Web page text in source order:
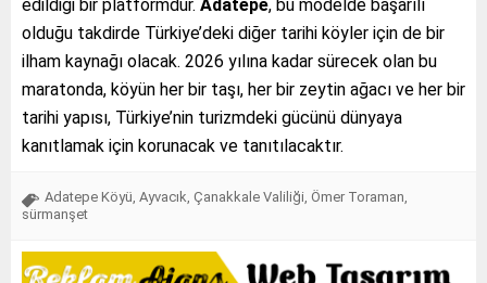
edildiği bir platformdur. Adatepe, bu modelde başarılı
olduğu takdirde Türkiye’deki diğer tarihi köyler için de bir
ilham kaynağı olacak. 2026 yılına kadar sürecek olan bu
maratonda, köyün her bir taşı, her bir zeytin ağacı ve her bir
tarihi yapısı, Türkiye’nin turizmdeki gücünü dünyaya
kanıtlamak için korunacak ve tanıtılacaktır.
Adatepe Köyü Ayvacık Çanakkale Valiliği Ömer Toraman
sürmanşet